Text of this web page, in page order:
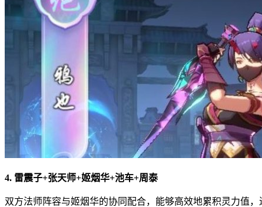
4. 雷震子+张天师+姬烟华+池车+周泰
双方法师阵容与姬烟华的协同配合，能够高效地累积灵力值